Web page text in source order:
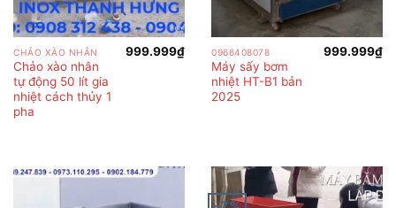
CHẢO XÀO NHÂN
Chảo xào nhân
tự động 50 lít gia
nhiệt cách thủy 1
pha
999.999₫ 0966408078
Máy sấy bơm
nhiệt HT-B1 bản
2025
999.999₫